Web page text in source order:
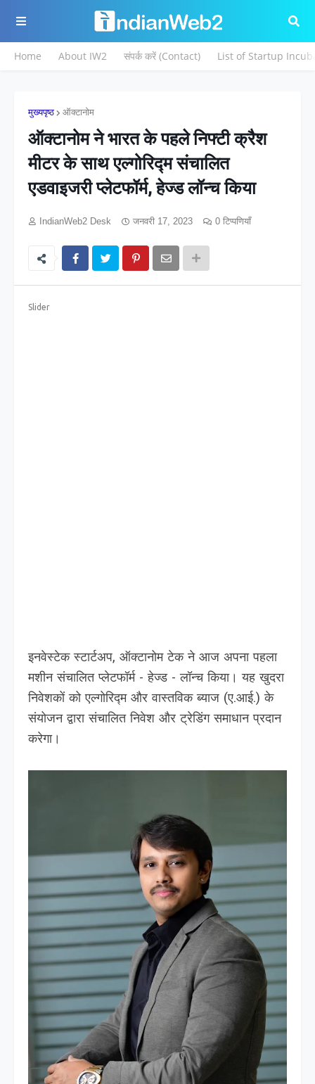
Home About IW2 संपर्क करें (Contact) List of Startup
मुख्यपृष्ठ ऑक्टानोम
ऑक्टानोम ने भारत के पहले निफ्टी क्रैश
मीटर के साथ एल्गोरिद्म संचालित
एडवाइजरी प्लेटफॉर्म, हेज्ड लॉन्च किया
IndianWeb2 Desk जनवरी 17, 2023 0 टिप्पणियाँ
Slider
इनवेस्टेक स्टार्टअप, ऑक्टानोम टेक ने आज अपना पहला
मशीन संचालित प्लेटफॉर्म - हेज्ड - लॉन्च किया। यह खुदरा
निवेशकों को एल्गोरिद्म और वास्तविक ब्याज (ए.आई.) के
संयोजन द्वारा संचालित निवेश और ट्रेडिंग समाधान प्रदान
करेगा।